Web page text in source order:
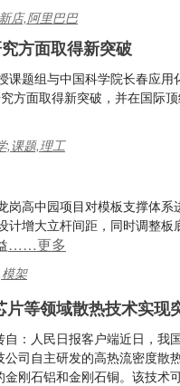
店,阿里巴巴
方面取得新突破
题组与中国科学院长春应
方面取得新突破，并在国际
,课题,理工
高中园项目对模板支撑体
增大立杆间距，同时调整
……更多
架
片等领域散热技术实现
自：人民日报客户端近日，我
公司自主研发的高热流密度散
金刚石铝和金刚石铜。该技术